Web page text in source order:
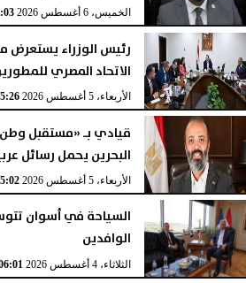
الخميس، 6 أغسطس 2026
رئيس الوزراء يستعرض
الاتحاد المصري
الأربعاء، 5 أغسطس 2026 05:26
قيادي بـ «مستقبل
البحرين يحمل رسائل
الأربعاء، 5 أغسطس 2026 05:02
السياحة في أسوان
الوافدين
الثلاثاء، 4 أغسطس 2026 06:01